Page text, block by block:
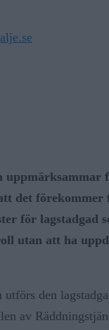
det förekommer
för lagstadgad
utan att ha
den
av